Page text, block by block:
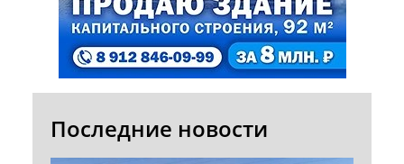
Последние новости